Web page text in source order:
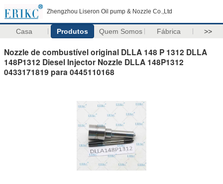
Zhengzhou Liseron Oil pump & Nozzle Co.,Ltd
Casa Produtos Quem Somos Fábrica >>
Nozzle de combustível original DLLA 148 P 1312 DLLA
148P1312 Diesel Injector Nozzle DLLA 148P1312
0433171819 para 0445110168